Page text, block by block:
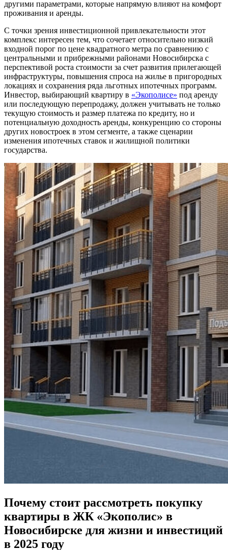
другими параметрами, которые напрямую влияют на комфорт
проживания и аренды.
С точки зрения инвестиционной привлекательности этот
комплекс интересен тем, что сочетает относительно низкий
входной порог по цене квадратного метра по сравнению с
центральными и прибрежными районами Новосибирска с
перспективой роста стоимости за счет развития прилегающей
инфраструктуры, повышения спроса на жилье в пригородных
локациях и сохранения ряда льготных ипотечных программ.
Инвестор, выбирающий квартиру в «Экополисе» под аренду
или последующую перепродажу, должен учитывать не только
текущую стоимость и размер платежа по кредиту, но и
потенциальную доходность аренды, конкуренцию со стороны
других новостроек в этом сегменте, а также сценарии
изменения ипотечных ставок и жилищной политики
государства.
Почему стоит рассмотреть покупку
квартиры в ЖК «Экополис» в
Новосибирске для жизни и инвестиций
в 2025 году